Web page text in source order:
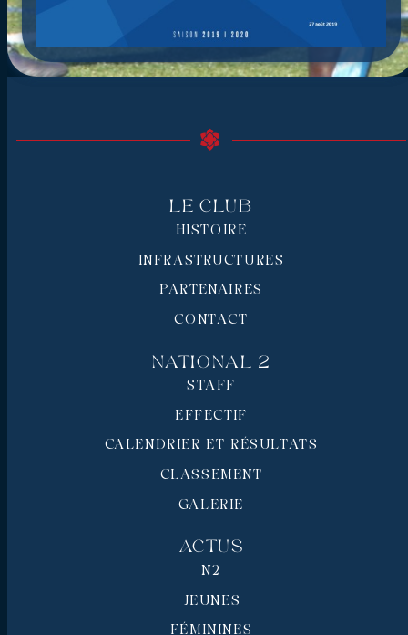
Le Club
HISTOIRE
INFRASTRUCTURES
PARTENAIRES
CONTACT
National 2
STAFF
EFFECTIF
CALENDRIER ET RÉSULTATS
CLASSEMENT
GALERIE
Actus
N2
JEUNES
FÉMININES